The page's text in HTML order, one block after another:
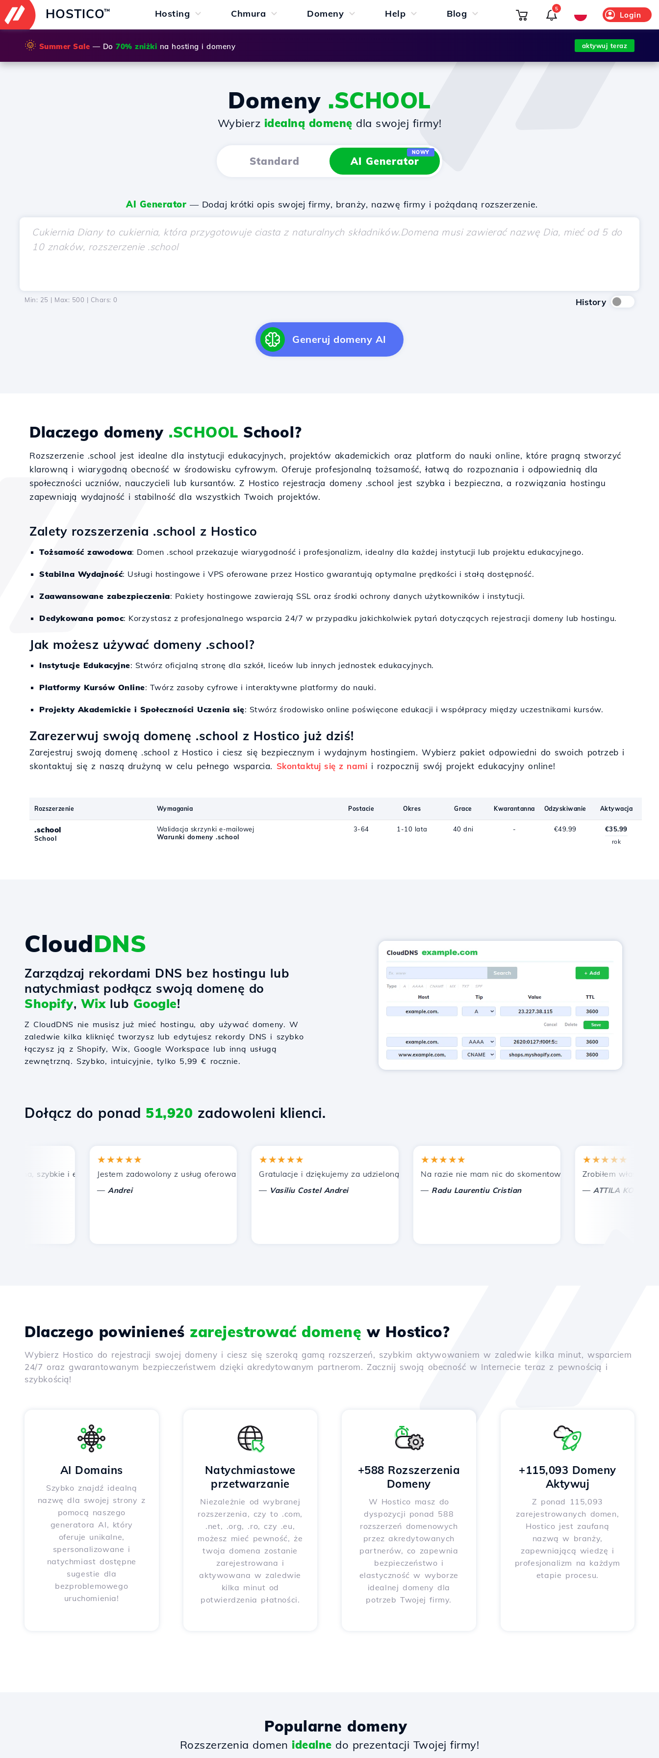
HOSTICO™ Hosting Chmura Domeny Help Blog Login
5
🌞 Summer Sale — Do 70% zniżki na hosting i domeny aktywuj teraz
Domeny .SCHOOL
Wybierz idealną domenę dla swojej firmy!
Standard AI Generator
NOWY
AI Generator — Dodaj krótki opis swojej firmy, branży, nazwę firmy i pożądaną rozszerzenie.
Min: 25 | Max: 500 | Chars: 0 History
Generuj domeny AI
Dlaczego domeny .SCHOOL School?
Rozszerzenie .school jest idealne dla instytucji edukacyjnych, projektów akademickich oraz platform do nauki online, które pragną stworzyć
klarowną i wiarygodną obecność w środowisku cyfrowym. Oferuje profesjonalną tożsamość, łatwą do rozpoznania i odpowiednią dla
społeczności uczniów, nauczycieli lub kursantów. Z Hostico rejestracja domeny .school jest szybka i bezpieczna, a rozwiązania hostingu
zapewniają wydajność i stabilność dla wszystkich Twoich projektów.
Zalety rozszerzenia .school z Hostico
Tożsamość zawodowa: Domen .school przekazuje wiarygodność i profesjonalizm, idealny dla każdej instytucji lub projektu edukacyjnego.
Stabilna Wydajność: Usługi hostingowe i VPS oferowane przez Hostico gwarantują optymalne prędkości i stałą dostępność.
Zaawansowane zabezpieczenia: Pakiety hostingowe zawierają SSL oraz środki ochrony danych użytkowników i instytucji.
Dedykowana pomoc: Korzystasz z profesjonalnego wsparcia 24/7 w przypadku jakichkolwiek pytań dotyczących rejestracji domeny lub hostingu.
Jak możesz używać domeny .school?
Instytucje Edukacyjne: Stwórz oficjalną stronę dla szkół, liceów lub innych jednostek edukacyjnych.
Platformy Kursów Online: Twórz zasoby cyfrowe i interaktywne platformy do nauki.
Projekty Akademickie i Społeczności Uczenia się: Stwórz środowisko online poświęcone edukacji i współpracy między uczestnikami kursów.
Zarezerwuj swoją domenę .school z Hostico już dziś!
Zarejestruj swoją domenę .school z Hostico i ciesz się bezpiecznym i wydajnym hostingiem. Wybierz pakiet odpowiedni do swoich potrzeb i
skontaktuj się z naszą drużyną w celu pełnego wsparcia. Skontaktuj się z nami i rozpocznij swój projekt edukacyjny online!
Rozszerzenie Wymagania Postacie Okres Grace Kwarantanna Odzyskiwanie Aktywacja
.school
School
Walidacja skrzynki e-mailowej
Warunki domeny .school
3-64 1-10 lata 40 dni - €49.99 €35.99
rok
CloudDNS
Zarządzaj rekordami DNS bez hostingu lub
natychmiast podłącz swoją domenę do
Shopify, Wixlub Google!
Z CloudDNS nie musisz już mieć hostingu, aby używać domeny. W
zaledwie kilka kliknięć tworzysz lub edytujesz rekordy DNS i szybko
łączysz ją z Shopify, Wix, Google Workspace lub inną usługą
zewnętrzną. Szybko, intuicyjnie, tylko 5,99 € rocznie.
Dołącz do ponad 51,920 zadowoleni klienci.
szybkie i efektywne wsparcie techniczne.
★★★★★
Jestem zadowolony z usług oferowanych przez Hostico. Poleciłem was innym znajomym.
Andrei
★★★★★
Gratulacje i dziękujemy za udzieloną pomoc!
Vasiliu Costel Andrei
★★★★★
Na razie nie mam nic do skomentowania, tylko do docenienia. Z
Radu Laurentiu Cristian
★★★★★
Zrobiłem właściwy
ATTILA KOLES
Dlaczego powinieneś zarejestrować domenę w Hostico?
Wybierz Hostico do rejestracji swojej domeny i ciesz się szeroką gamą rozszerzeń, szybkim aktywowaniem w zaledwie kilka minut, wsparciem
24/7 oraz gwarantowanym bezpieczeństwem dzięki akredytowanym partnerom. Zacznij swoją obecność w Internecie teraz z pewnością i
szybkością!
AI Domains
Szybko znajdź idealną
nazwę dla swojej strony z
pomocą naszego
generatora AI, który
oferuje unikalne,
spersonalizowane i
natychmiast dostępne
sugestie dla
bezproblemowego
uruchomienia!
Natychmiastowe
przetwarzanie
Niezależnie od wybranej
rozszerzenia, czy to .com,
.net, .org, .ro, czy .eu,
możesz mieć pewność, że
twoja domena zostanie
zarejestrowana i
aktywowana w zaledwie
kilka minut od
potwierdzenia płatności.
+588 Rozszerzenia
Domeny
W Hostico masz do
dyspozycji ponad 588
rozszerzeń domenowych
przez akredytowanych
partnerów, co zapewnia
bezpieczeństwo i
elastyczność w wyborze
idealnej domeny dla
potrzeb Twojej firmy.
+115,093 Domeny
Aktywuj
Z ponad 115,093
zarejestrowanych domen,
Hostico jest zaufaną
nazwą w branży,
zapewniającą wiedzę i
profesjonalizm na każdym
etapie procesu.
Popularne domeny
Rozszerzenia domen idealne do prezentacji Twojej firmy!